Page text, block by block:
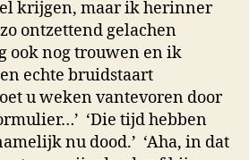
krijgen, maar ik herinner
ontzettend gelachen
ook nog trouwen en ik
echte bruidstaart
u weken vantevoren door
‘Die tijd hebben
nu dood.’ ‘Aha, in dat